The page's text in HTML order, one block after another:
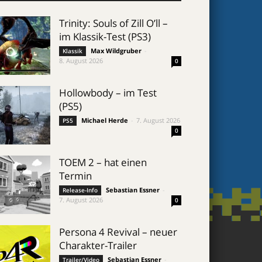
Trinity: Souls of Zill O’ll –
im Klassik-Test (PS3)
Klassik Max Wildgruber
8. August 2026
0
Hollowbody – im Test
(PS5)
PS5 Michael Herde 7. August 2026
0
TOEM 2 – hat einen
Termin
Release-Info Sebastian Essner
7. August 2026
0
Persona 4 Revival – neuer
Charakter-Trailer
Trailer/Video Sebastian Essner